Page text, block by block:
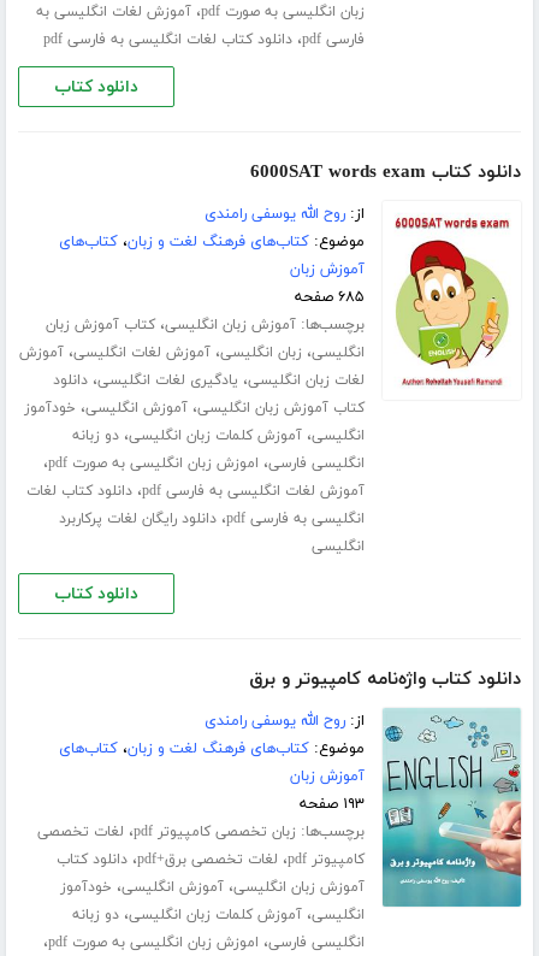
زبان انگلیسی به صورت pdf
،آموزش لغات انگلیسی به
فارسی pdf
،دانلود کتاب لغات انگلیسی به فارسی pdf
دانلود کتاب
دانلود کتاب 6000SAT words exam
از:روح الله یوسفی رامندی
موضوع:کتاب‌های فرهنگ لغت و زبان،کتاب‌های
آموزش زبان
۶۸۵ صفحه
برچسب‌ها:آموزش زبان انگلیسی،کتاب آموزش زبان
انگلیسی، زبان انگلیسی،آموزش لغات انگلیسی،آموزش
لغات زبان انگلیسی، یادگیری لغات انگلیسی،دانلود
کتاب آموزش زبان انگلیسی،آموزش انگلیسی، خودآموز
انگلیسی،آموزش کلمات زبان انگلیسی،دو زبانه
انگلیسی فارسی، اموزش زبان انگلیسی به صورت pdf ،
آموزش لغات انگلیسی به فارسی pdf ،دانلود کتاب لغات
انگلیسی به فارسی pdf
،دانلود رایگان لغات پرکاربرد
انگلیسی
دانلود کتاب
دانلود کتاب واژه‌نامه کامپیوتر و برق
از:روح الله یوسفی رامندی
موضوع:کتاب‌های فرهنگ لغت و زبان،کتاب‌های
آموزش زبان
۱۹۳ صفحه
برچسب‌ها: زبان تخصصی کامپیوتر pdf ، لغات تخصصی
کامپیوتر pdf
، لغات تخصصی برق+pdf ،دانلود کتاب
آموزش زبان انگلیسی،آموزش انگلیسی، خودآموز
انگلیسی،آموزش کلمات زبان انگلیسی،دو زبانه
انگلیسی فارسی، اموزش زبان انگلیسی به صورت pdf ،